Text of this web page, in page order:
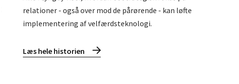
relationer - også over mod de pårørende - kan løfte
implementering af velfærdsteknologi.
Læs hele historien